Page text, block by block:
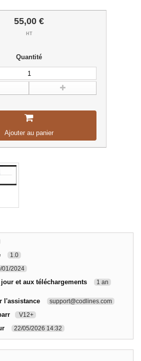
55,00 €
HT
Quantité
Ajouter au panier
1.0
01/2024
et aux téléchargements 1 an
l'assistance support@codlines.com
V12+
22/05/2026 14:32